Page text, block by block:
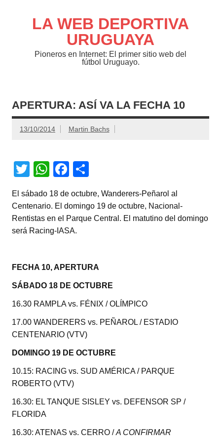
contenidoLA WEB DEPORTIVA
URUGUAYA
Pioneros en Internet: El primer sitio web del
fútbol Uruguayo.
APERTURA: ASÍ VA LA FECHA 10
13/10/2014 Martin Bachs
T
tt
er
W
at
s
A
p
F
c
e
b
o
k
m
p
El sábado 18 de octubre, Wanderers-Peñarol al
Centenario. El domingo 19 de octubre, Nacional-
Rentistas en el Parque Central. El matutino del domingo
será Racing-IASA.
FECHA 10, APERTURA
SÁBADO 18 DE OCTUBRE
16.30 RAMPLA vs. FÉNIX / OLÍMPICO
17.00 WANDERERS vs. PEÑAROL / ESTADIO
CENTENARIO (VTV)
DOMINGO 19 DE OCTUBRE
10.15: RACING vs. SUD AMÉRICA / PARQUE
ROBERTO (VTV)
16.30: EL TANQUE SISLEY vs. DEFENSOR SP /
FLORIDA
16.30: ATENAS vs. CERRO /A CONFIRMAR